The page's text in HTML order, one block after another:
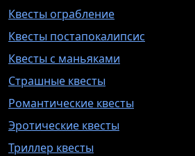
Квесты ограбление
Квесты постапокалипсис
Квесты с маньяками
Страшные квесты
Романтические квесты
Эротические квесты
Триллер квесты